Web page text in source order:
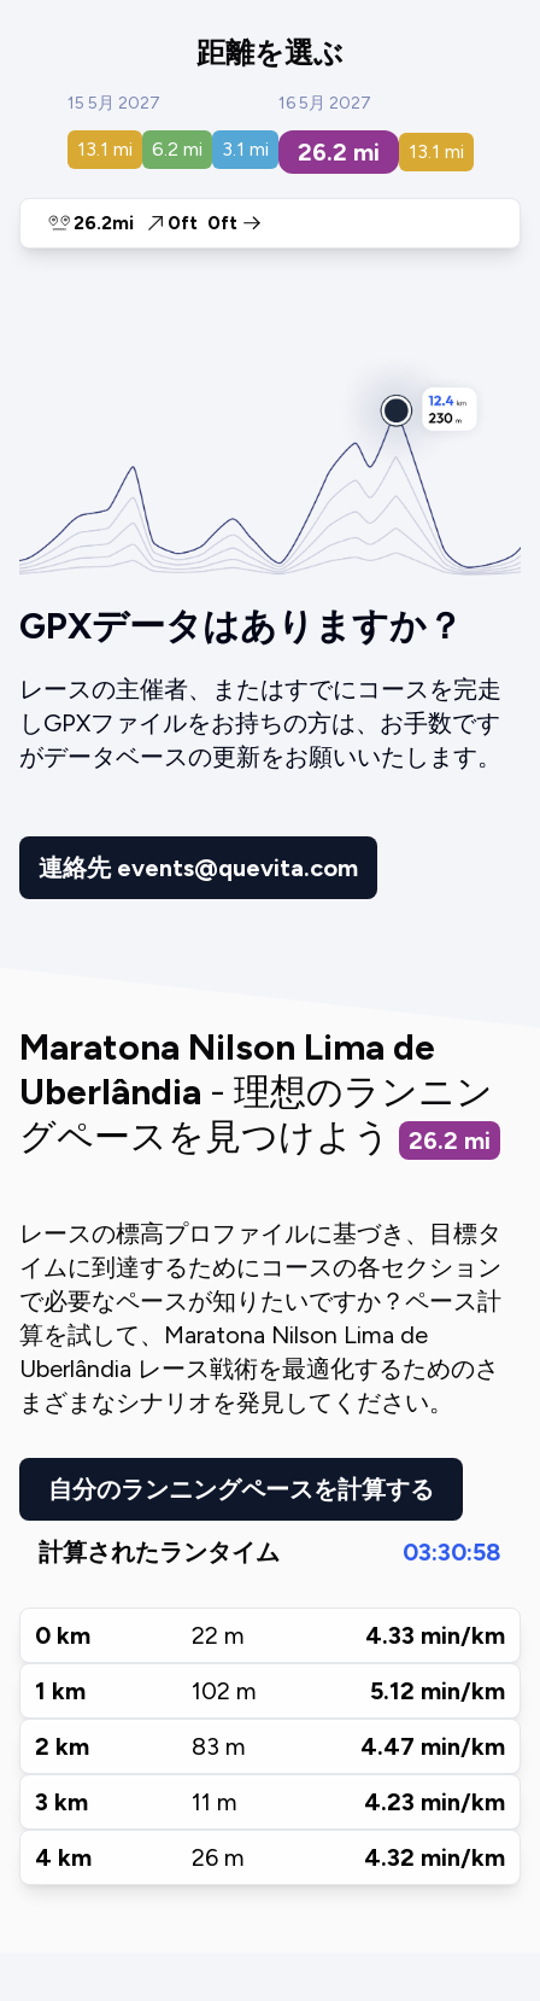
距離を選ぶ
15 5月 2027
13.1 mi 6.2 mi 3.1 mi
16 5月 2027
26.2 mi 13.1 mi
26.2mi 0ft 0ft
GPXデータはありますか？
レースの主催者、またはすでにコースを完走
しGPXファイルをお持ちの方は、お手数です
がデータベースの更新をお願いいたします。
連絡先 events@quevita.com
Maratona Nilson Lima de
Uberlândia - 理想のランニン
グペースを見つけよう
26.2 mi
レースの標高プロファイルに基づき、目標タ
イムに到達するためにコースの各セクション
で必要なペースが知りたいですか？ペース計
算を試して、 Maratona Nilson Lima de
Uberlândia レース戦術を最適化するためのさ
まざまなシナリオを発見してください。
自分のランニングペースを計算する
計算されたランタイム 03:30:58
0 km 22 m 4.33 min/km
1 km 102 m 5.12 min/km
2 km 83 m 4.47 min/km
3 km 11 m 4.23 min/km
4 km 26 m 4.32 min/km